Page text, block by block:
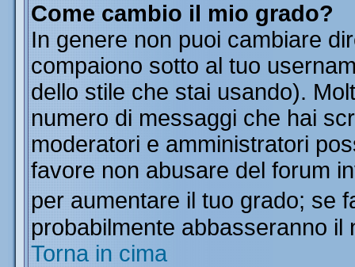
Come cambio il mio grado?
In genere non puoi cambiare
compaiono sotto al tuo
dello stile che stai usando).
numero di messaggi che hai
moderatori e amministratori
favore non abusare del forum
per aumentare il tuo grado; se
probabilmente abbasseranno il
Torna in cima